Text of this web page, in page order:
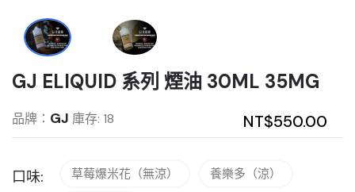
GJ ELIQUID 系列 煙油 30ML 35MG
品牌： GJ NT$550.00
庫存: 18
口味: 草莓爆米花（無涼）
養樂多（涼）